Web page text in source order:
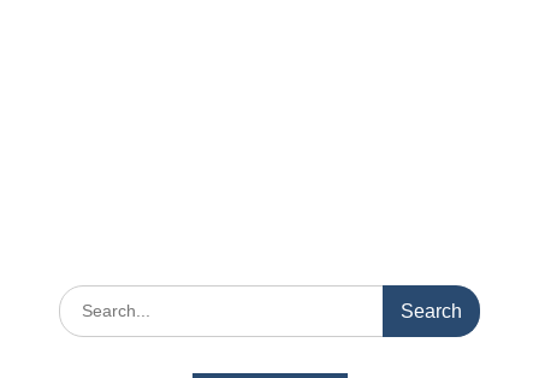
Search
for: